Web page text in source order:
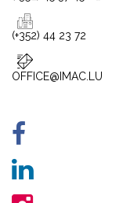
(+352) 44 23 72
OFFICE@IMAC.LU